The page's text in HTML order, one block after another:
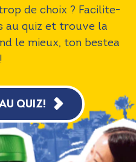
de choix ? Facilite-
au quiz et trouve la
le mieux, ton bestea
!
QUIZ!